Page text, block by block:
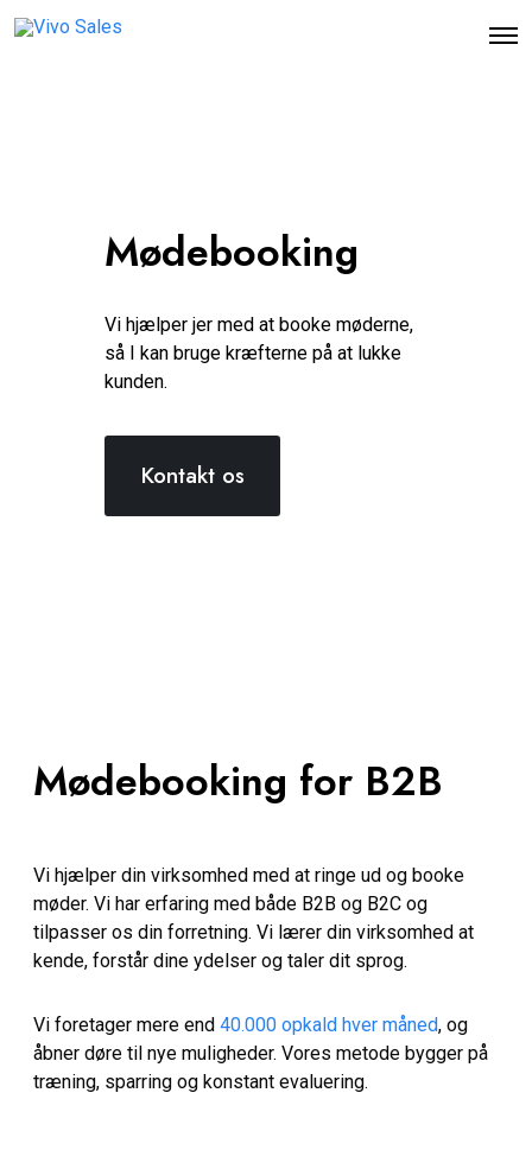
O
Mødebooking
Vi hjælper jer med at booke møderne,
så I kan bruge kræfterne på at lukke
kunden.
Kontakt os
Mødebooking for B2B
Vi hjælper din virksomhed med at ringe ud og booke
møder. Vi har erfaring med både B2B og B2C og
tilpasser os din forretning. Vi lærer din virksomhed at
kende, forstår dine ydelser og taler dit sprog.
Vi foretager mere end 40.000 opkald hver måned, og
åbner døre til nye muligheder. Vores metode bygger på
træning, sparring og konstant evaluering.